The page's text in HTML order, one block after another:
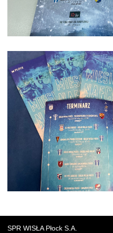
SPR WISŁA Płock S.A.